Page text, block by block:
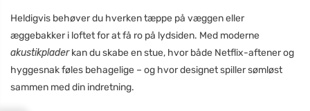
Heldigvis behøver du hverken tæppe på væggen eller
æggebakker i loftet for at få ro på lydsiden. Med moderne
akustikpladerkan du skabe en stue, hvor både Netflix-aftener og
hyggesnak føles behagelige – og hvor designet spiller sømløst
sammen med din indretning.